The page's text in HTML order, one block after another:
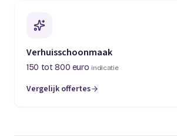
Verhuisschoonmaak
150 tot 800 euro indicatie
Vergelijk offertes
(opent in een nieuw tabblad)